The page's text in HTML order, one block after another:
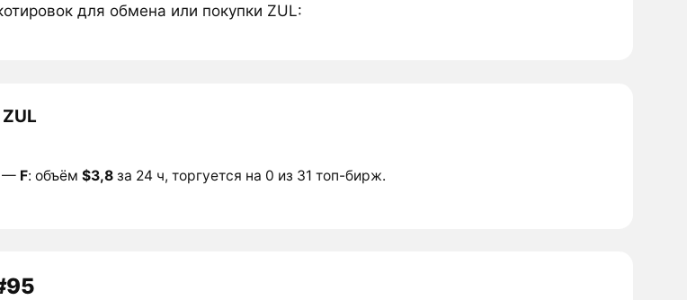
для обмена или покупки ZUL:
— F: объём $3,8за 24 ч, торгуется на 0 из 31 топ-бирж.